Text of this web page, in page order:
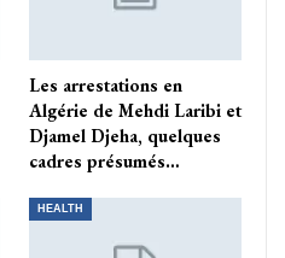
Les arrestations en
Algérie de Mehdi Laribi et
Djamel Djeha, quelques
cadres présumés…
HEALTH